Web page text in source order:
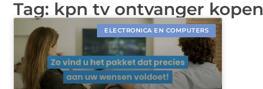
Tag: kpn tv ontvanger kopen
ELECTRONICA EN COMPUTERS